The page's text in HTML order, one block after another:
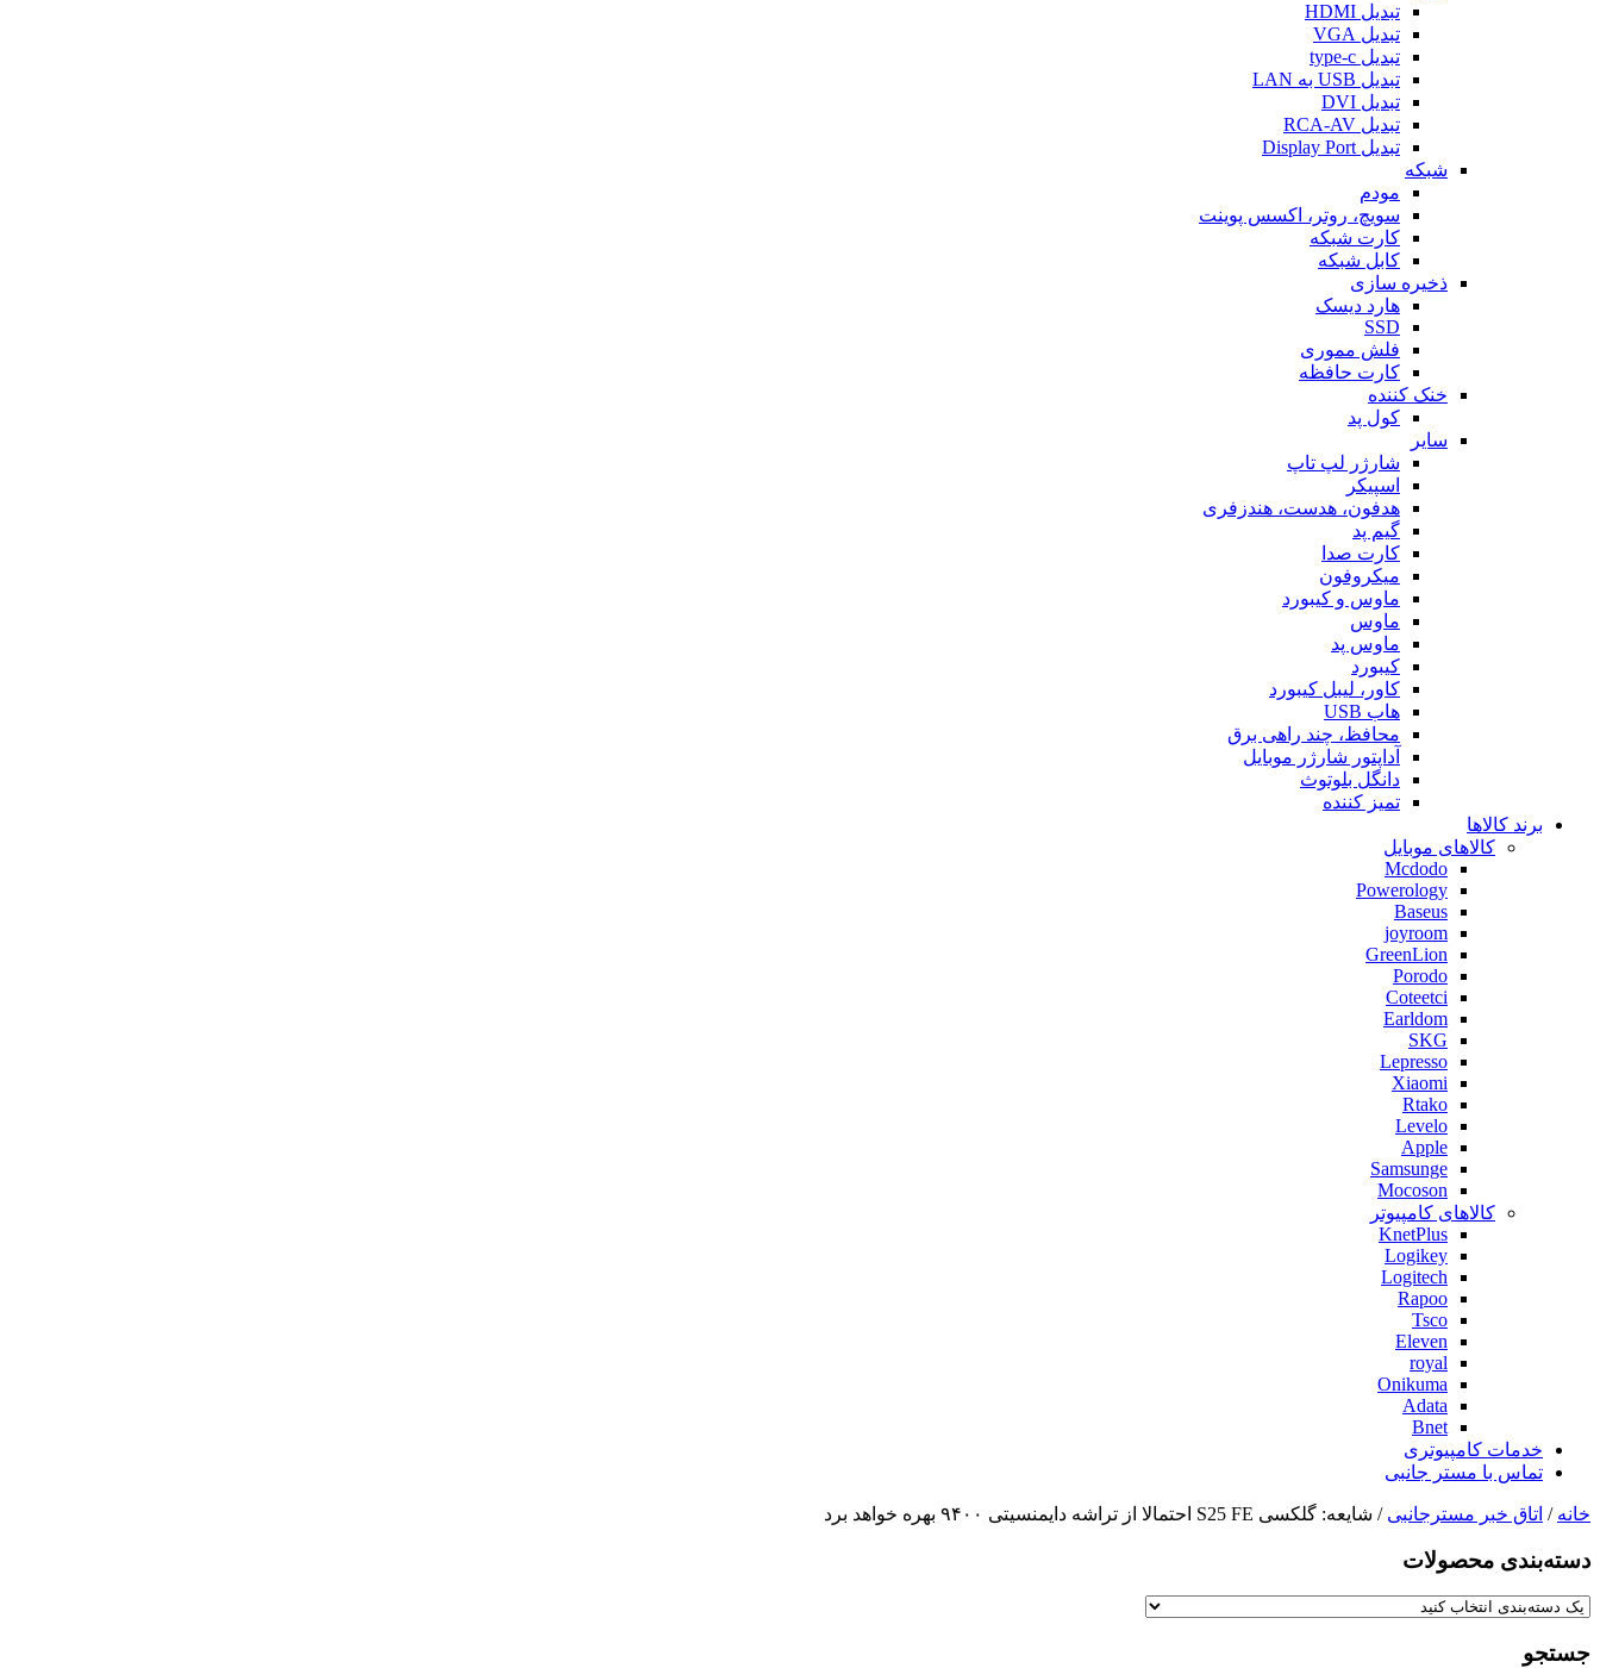
تبدیل HDMI
تبدیل VGA
تبدیل type-c
تبدیل USB به LAN
تبدیل DVI
تبدیل RCA-AV
تبدیل Display Port
شبکه
مودم
سویچ، روتر، اکسس پوینت
کارت شبکه
کابل شبکه
ذخیره سازی
هارد دیسک
SSD
فلش مموری
کارت حافظه
خنک کننده
کول پد
سایر
شارژر لپ تاپ
اسپیکر
هدفون، هدست، هندزفری
گیم پد
کارت صدا
میکروفون
ماوس و کیبورد
ماوس
ماوس پد
کیبورد
کاور، لیبل کیبورد
هاب USB
محافظ، چند راهی برق
آداپتور شارژر موبایل
دانگل بلوتوث
تمیز کننده
برند کالاها
کالاهای موبایل
Mcdodo
Powerology
Baseus
joyroom
GreenLion
Porodo
Coteetci
Earldom
SKG
Lepresso
Xiaomi
Rtako
Levelo
Apple
Samsunge
Mocoson
کالاهای کامپیوتر
KnetPlus
Logikey
Logitech
Rapoo
Tsco
Eleven
royal
Onikuma
Adata
Bnet
خدمات کامپیوتری
تماس با مستر جانبی
خانه / اتاق خبر مسترجانبی / شایعه: گلکسی S25 FE احتمالا از تراشه دایمنسیتی ۹۴۰۰ بهره خواهد برد
دسته‌بندی‌ محصولات
جستجو